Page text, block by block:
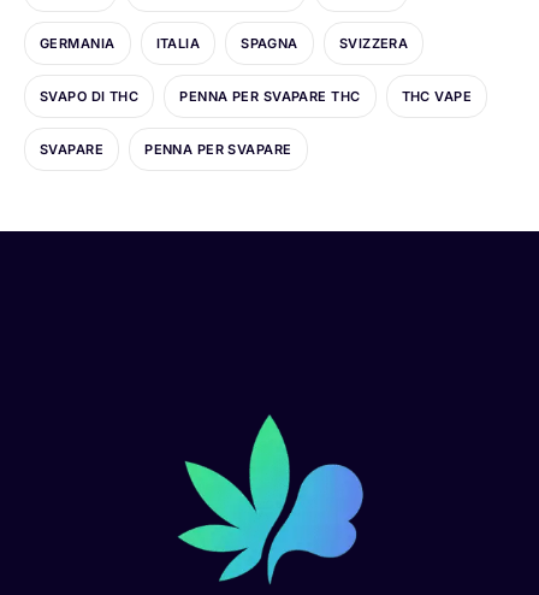
GERMANIA ITALIA SPAGNA SVIZZERA
SVAPO DI THC PENNA PER SVAPARE THC THC VAPE
SVAPARE PENNA PER SVAPARE